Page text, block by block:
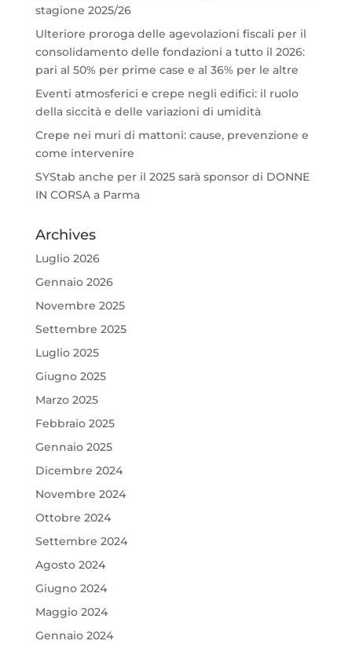
stagione 2025/26
Ulteriore proroga delle agevolazioni fiscali per il
consolidamento delle fondazioni a tutto il 2026:
pari al 50% per prime case e al 36% per le altre
Eventi atmosferici e crepe negli edifici: il ruolo
della siccità e delle variazioni di umidità
Crepe nei muri di mattoni: cause, prevenzione e
come intervenire
SYStab anche per il 2025 sarà sponsor di DONNE
IN CORSA a Parma
Archives
Luglio 2026
Gennaio 2026
Novembre 2025
Settembre 2025
Luglio 2025
Giugno 2025
Marzo 2025
Febbraio 2025
Gennaio 2025
Dicembre 2024
Novembre 2024
Ottobre 2024
Settembre 2024
Agosto 2024
Giugno 2024
Maggio 2024
Gennaio 2024